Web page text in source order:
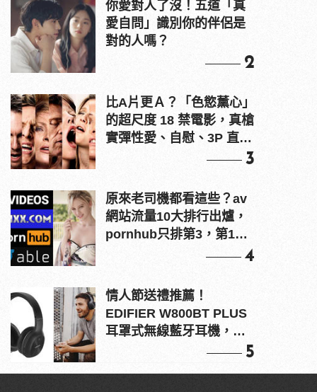
你愛對人了沒！五道「真
愛自問」識別你的伴侶是
對的人嗎？
2
比A片更Ａ？「色慾薰心」
的超尺度 18 禁電影，真槍
實彈性愛、自慰、3P 直接
3
原來老司機都看這些？av
網站流量10大排行出爐，
pornhub只排第3，第1名
4
情人節送禮推薦！
EDIFIER W800BT PLUS
耳罩式無線藍牙耳機，在
5